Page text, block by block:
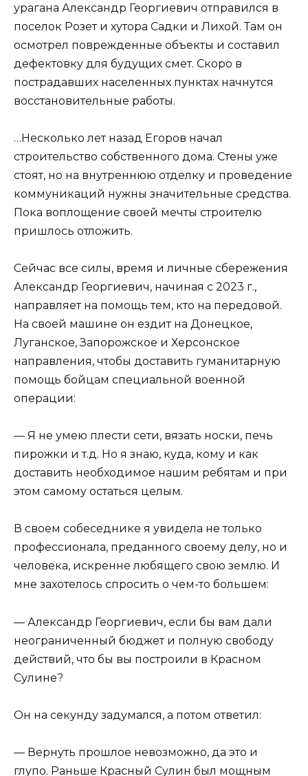
урагана Александр Георгиевич отправился в
поселок Розет и хутора Садки и Лихой. Там он
осмотрел поврежденные объекты и составил
дефектовку для будущих смет. Скоро в
пострадавших населенных пунктах начнутся
восстановительные работы.
…Несколько лет назад Егоров начал
строительство собственного дома. Стены уже
стоят, но на внутреннюю отделку и проведение
коммуникаций нужны значительные средства.
Пока воплощение своей мечты строителю
пришлось отложить.
Сейчас все силы, время и личные сбережения
Александр Георгиевич, начиная с 2023 г.,
направляет на помощь тем, кто на передовой.
На своей машине он ездит на Донецкое,
Луганское, Запорожское и Херсонское
направления, чтобы доставить гуманитарную
помощь бойцам специальной военной
операции:
— Я не умею плести сети, вязать носки, печь
пирожки и т.д. Но я знаю, куда, кому и как
доставить необходимое нашим ребятам и при
этом самому остаться целым.
В своем собеседнике я увидела не только
профессионала, преданного своему делу, но и
человека, искренне любящего свою землю. И
мне захотелось спросить о чем-то большем:
— Александр Георгиевич, если бы вам дали
неограниченный бюджет и полную свободу
действий, что бы вы построили в Красном
Сулине?
Он на секунду задумался, а потом ответил:
— Вернуть прошлое невозможно, да это и
глупо. Раньше Красный Сулин был мощным